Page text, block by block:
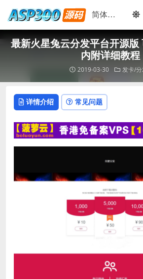
最新火星兔云分发平台开源版
内附详细教程
2019-03-30 发卡/
详情介绍 常见问题